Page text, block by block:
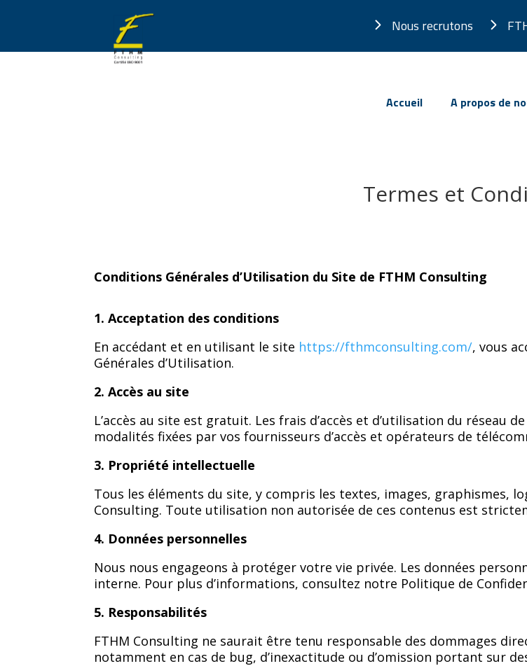
Nous recrutons
Accueil A propos de
Termes et
Conditions Générales d’Utilisation du Site de FTHM Consulting
1. Acceptation des conditions
En accédant et en utilisant le site https://fthmconsulting.com/, vous
Générales d’Utilisation.
2. Accès au site
L’accès au site est gratuit. Les frais d’accès et d’utilisation du réseau
modalités fixées par vos fournisseurs d’accès et opérateurs de
3. Propriété intellectuelle
Tous les éléments du site, y compris les textes, images, graphismes,
Consulting. Toute utilisation non autorisée de ces contenus est
4. Données personnelles
Nous nous engageons à protéger votre vie privée. Les données
interne. Pour plus d’informations, consultez notre Politique de
5. Responsabilités
FTHM Consulting ne saurait être tenu responsable des dommages
notamment en cas de bug, d’inexactitude ou d’omission portant sur